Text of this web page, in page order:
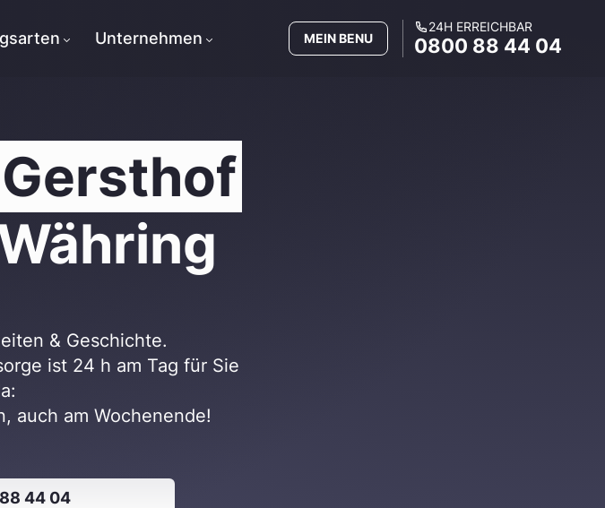
Unternehmen MEIN BENU
24H ERREICHBAR
0800 88 44 04
& Geschichte.
ist 24 h am Tag für Sie
auch am Wochenende!
44 04